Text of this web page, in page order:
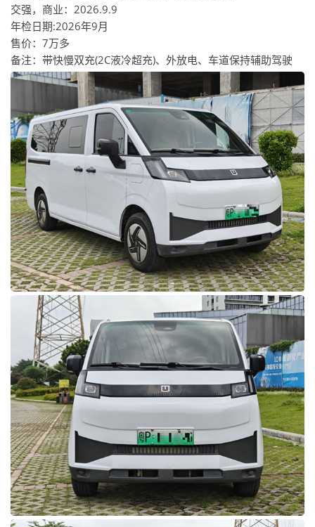
交强，商业：2026.9.9
年检日期:2026年9月
售价：7万多
备注：带快慢双充(2C液冷超充)、外放电、车道保持辅助驾驶